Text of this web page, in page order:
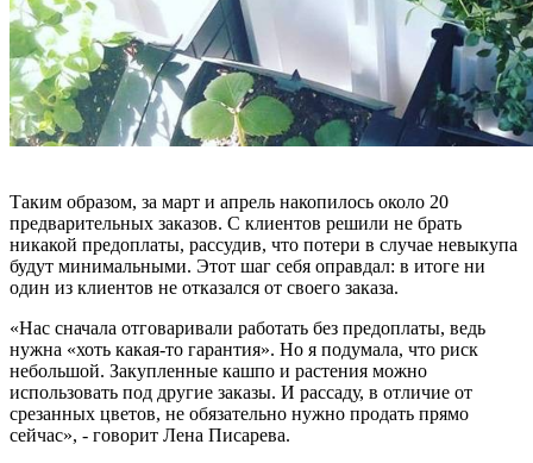
Таким образом, за март и апрель накопилось около 20
предварительных заказов. С клиентов решили не брать
никакой предоплаты, рассудив, что потери в случае невыкупа
будут минимальными. Этот шаг себя оправдал: в итоге ни
один из клиентов не отказался от своего заказа.
«Нас сначала отговаривали работать без предоплаты, ведь
нужна «хоть какая-то гарантия». Но я подумала, что риск
небольшой. Закупленные кашпо и растения можно
использовать под другие заказы. И рассаду, в отличие от
срезанных цветов, не обязательно нужно продать прямо
сейчас», - говорит Лена Писарева.